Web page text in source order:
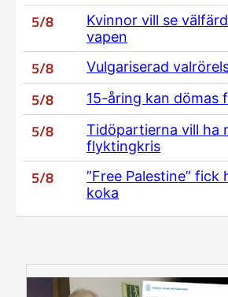
5/8
Kvinnor vill se
vapen
5/8 Vulgariserad
5/8 15-åring kan dömas
5/8
Tidöpartierna vill ha
flyktingkris
5/8
”Free Palestine”
koka